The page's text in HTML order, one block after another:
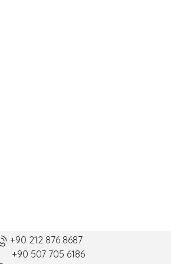
+90 212 876 8687
+90 507 705 6186